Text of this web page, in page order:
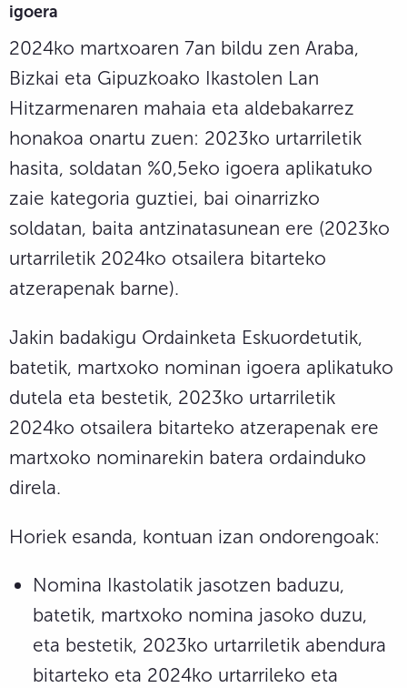
igoera
2024ko martxoaren 7an bildu zen Araba,
Bizkai eta Gipuzkoako Ikastolen Lan
Hitzarmenaren mahaia eta aldebakarrez
honakoa onartu zuen: 2023ko urtarriletik
hasita, soldatan %0,5eko igoera aplikatuko
zaie kategoria guztiei, bai oinarrizko
soldatan, baita antzinatasunean ere (2023ko
urtarriletik 2024ko otsailera bitarteko
atzerapenak barne).
Jakin badakigu Ordainketa Eskuordetutik,
batetik, martxoko nominan igoera aplikatuko
dutela eta bestetik, 2023ko urtarriletik
2024ko otsailera bitarteko atzerapenak ere
martxoko nominarekin batera ordainduko
direla.
Horiek esanda, kontuan izan ondorengoak:
Nomina Ikastolatik jasotzen baduzu,
batetik, martxoko nomina jasoko duzu,
eta bestetik, 2023ko urtarriletik abendura
bitarteko eta 2024ko urtarrileko eta